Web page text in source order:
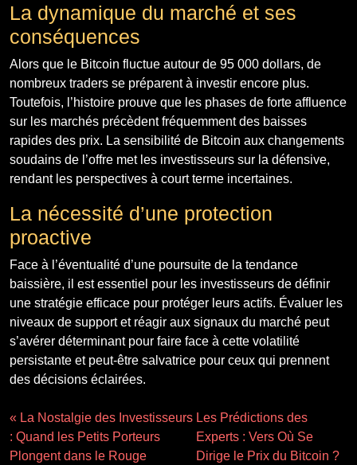
La dynamique du marché et ses
conséquences
Alors que le Bitcoin fluctue autour de 95 000 dollars, de
nombreux traders se préparent à investir encore plus.
Toutefois, l’histoire prouve que les phases de forte affluence
sur les marchés précèdent fréquemment des baisses
rapides des prix. La sensibilité de Bitcoin aux changements
soudains de l’offre met les investisseurs sur la défensive,
rendant les perspectives à court terme incertaines.
La nécessité d’une protection
proactive
Face à l’éventualité d’une poursuite de la tendance
baissière, il est essentiel pour les investisseurs de définir
une stratégie efficace pour protéger leurs actifs. Évaluer les
niveaux de support et réagir aux signaux du marché peut
s’avérer déterminant pour faire face à cette volatilité
persistante et peut-être salvatrice pour ceux qui prennent
des décisions éclairées.
« La Nostalgie des Investisseurs
: Quand les Petits Porteurs
Plongent dans le Rouge
Les Prédictions des
Experts : Vers Où Se
Dirige le Prix du Bitcoin ?